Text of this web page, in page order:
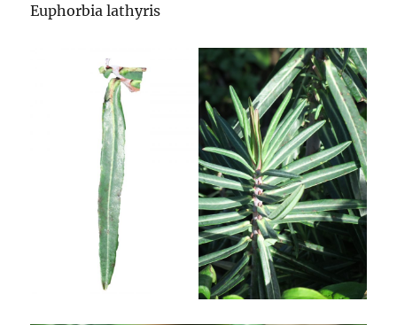
Euphorbia lathyris